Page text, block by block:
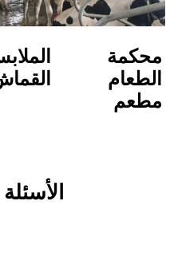
الملابس/
القماش
الألبان
الأسئلة الشائعة